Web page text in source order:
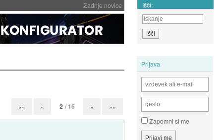
Zadnje novice Išči:
Prijava
Zapomni si me
«« « 2 / 16 » »»